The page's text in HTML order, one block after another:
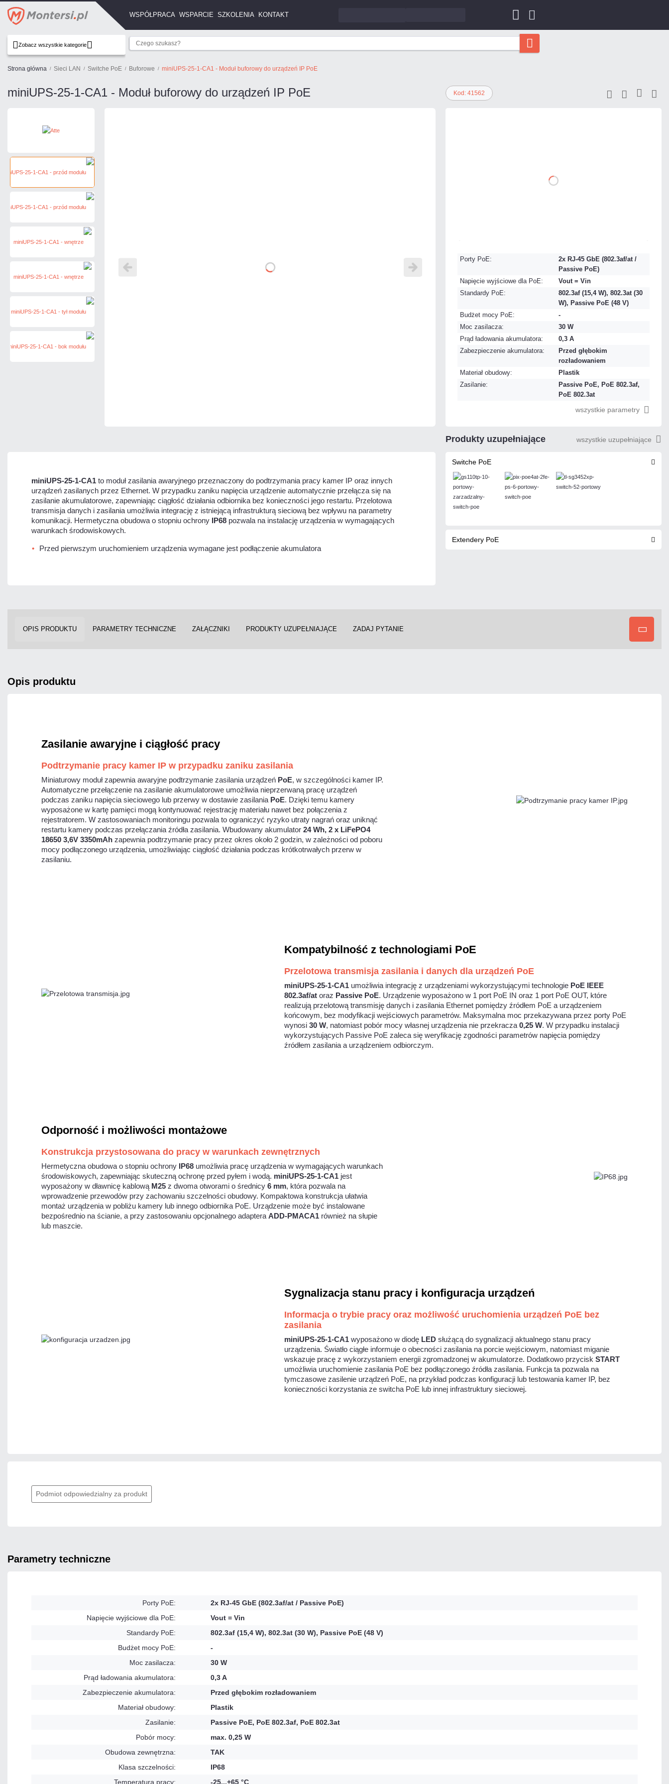
WSPÓŁPRACA WSPARCIE SZKOLENIA KONTAKT
Zobacz wszystkie kategorie
Strona główna Sieci LAN Switche PoE Buforowe miniUPS-25-1-CA1 - Moduł buforowy do urządzeń IP PoE
miniUPS-25-1-CA1 - Moduł buforowy do urządzeń IP PoE Kod: 41562
Porty PoE:
2x RJ-45 GbE (802.3af/at /
Passive PoE)
Napięcie wyjściowe dla PoE:
Vout = Vin
Standardy PoE:
802.3af (15,4 W), 802.3at (30
W), Passive PoE (48 V)
Budżet mocy PoE:
-
Moc zasilacza:
30 W
Prąd ładowania akumulatora:
0,3 A
Zabezpieczenie akumulatora:
Przed głębokim
rozładowaniem
Materiał obudowy:
Plastik
Zasilanie:
Passive PoE, PoE 802.3af,
PoE 802.3at
wszystkie parametry
miniUPS-25-1-CA1 to moduł zasilania awaryjnego przeznaczony do podtrzymania pracy kamer IP oraz innych
urządzeń zasilanych przez Ethernet. W przypadku zaniku napięcia urządzenie automatycznie przełącza się na
zasilanie akumulatorowe, zapewniając ciągłość działania odbiornika bez konieczności jego restartu. Przelotowa
transmisja danych i zasilania umożliwia integrację z istniejącą infrastrukturą sieciową bez wpływu na parametry
komunikacji. Hermetyczna obudowa o stopniu ochrony IP68 pozwala na instalację urządzenia w wymagających
warunkach środowiskowych.
Przed pierwszym uruchomieniem urządzenia wymagane jest podłączenie akumulatora
Produkty uzupełniające wszystkie uzupełniające
Switche PoE
Extendery PoE
OPIS PRODUKTU PARAMETRY TECHNICZNE ZAŁĄCZNIKI PRODUKTY UZUPEŁNIAJĄCE ZADAJ PYTANIE
opis produktu
Zasilanie awaryjne i ciągłość pracy
Podtrzymanie pracy kamer IP w przypadku zaniku zasilania
Miniaturowy moduł zapewnia awaryjne podtrzymanie zasilania urządzeń PoE, w szczególności kamer IP.
Automatyczne przełączenie na zasilanie akumulatorowe umożliwia nieprzerwaną pracę urządzeń
podczas zaniku napięcia sieciowego lub przerwy w dostawie zasilania PoE. Dzięki temu kamery
wyposażone w kartę pamięci mogą kontynuować rejestrację materiału nawet bez połączenia z
rejestratorem. W zastosowaniach monitoringu pozwala to ograniczyć ryzyko utraty nagrań oraz uniknąć
restartu kamery podczas przełączania źródła zasilania. Wbudowany akumulator 24 Wh, 2 x LiFePO4
18650 3,6V 3350mAh zapewnia podtrzymanie pracy przez okres około 2 godzin, w zależności od poboru
mocy podłączonego urządzenia, umożliwiając ciągłość działania podczas krótkotrwałych przerw w
zasilaniu.
Kompatybilność z technologiami PoE
Przelotowa transmisja zasilania i danych dla urządzeń PoE
miniUPS-25-1-CA1 umożliwia integrację z urządzeniami wykorzystującymi technologie PoE IEEE
802.3af/at oraz Passive PoE. Urządzenie wyposażono w 1 port PoE IN oraz 1 port PoE OUT, które
realizują przelotową transmisję danych i zasilania Ethernet pomiędzy źródłem PoE a urządzeniem
końcowym, bez modyfikacji wejściowych parametrów. Maksymalna moc przekazywana przez porty PoE
wynosi 30 W, natomiast pobór mocy własnej urządzenia nie przekracza 0,25 W. W przypadku instalacji
wykorzystujących Passive PoE zaleca się weryfikację zgodności parametrów napięcia pomiędzy
źródłem zasilania a urządzeniem odbiorczym.
Odporność i możliwości montażowe
Konstrukcja przystosowana do pracy w warunkach zewnętrznych
Hermetyczna obudowa o stopniu ochrony IP68 umożliwia pracę urządzenia w wymagających warunkach
środowiskowych, zapewniając skuteczną ochronę przed pyłem i wodą. miniUPS-25-1-CA1 jest
wyposażony w dławnicę kablową M25 z dwoma otworami o średnicy 6 mm, która pozwala na
wprowadzenie przewodów przy zachowaniu szczelności obudowy. Kompaktowa konstrukcja ułatwia
montaż urządzenia w pobliżu kamery lub innego odbiornika PoE. Urządzenie może być instalowane
bezpośrednio na ścianie, a przy zastosowaniu opcjonalnego adaptera ADD-PMACA1 również na słupie
lub maszcie.
Sygnalizacja stanu pracy i konfiguracja urządzeń
Informacja o trybie pracy oraz możliwość uruchomienia urządzeń PoE bez
zasilania
miniUPS-25-1-CA1 wyposażono w diodę LED służącą do sygnalizacji aktualnego stanu pracy
urządzenia. Światło ciągłe informuje o obecności zasilania na porcie wejściowym, natomiast miganie
wskazuje pracę z wykorzystaniem energii zgromadzonej w akumulatorze. Dodatkowo przycisk START
umożliwia uruchomienie zasilania PoE bez podłączonego źródła zasilania. Funkcja ta pozwala na
tymczasowe zasilenie urządzeń PoE, na przykład podczas konfiguracji lub testowania kamer IP, bez
konieczności korzystania ze switcha PoE lub innej infrastruktury sieciowej.
Podmiot odpowiedzialny za produkt
parametry techniczne
Porty PoE:
2x RJ-45 GbE (802.3af/at / Passive PoE)
Napięcie wyjściowe dla PoE:
Vout = Vin
Standardy PoE:
802.3af (15,4 W), 802.3at (30 W), Passive PoE (48 V)
Budżet mocy PoE:
-
Moc zasilacza:
30 W
Prąd ładowania akumulatora:
0,3 A
Zabezpieczenie akumulatora:
Przed głębokim rozładowaniem
Materiał obudowy:
Plastik
Zasilanie:
Passive PoE, PoE 802.3af, PoE 802.3at
Pobór mocy:
max. 0,25 W
Obudowa zewnętrzna:
TAK
Klasa szczelności:
IP68
Temperatura pracy:
-25...+65 °C